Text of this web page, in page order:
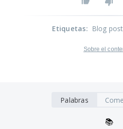
Etiquetas: Blog
Sobre el
Palabras
📚